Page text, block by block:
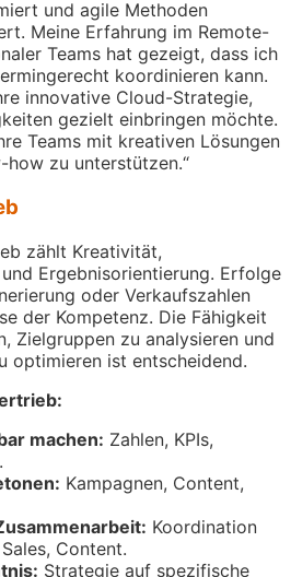
und agile Methoden
Meine Erfahrung im Remote-
Teams hat gezeigt, dass ich
koordinieren kann.
innovative Cloud-Strategie,
gezielt einbringen möchte.
Teams mit kreativen Lösungen
how zu unterstützen.“
zählt Kreativität,
Ergebnisorientierung. Erfolge
oder Verkaufszahlen
der Kompetenz. Die Fähigkeit
Zielgruppen zu analysieren und
optimieren ist entscheidend.
machen: Zahlen, KPIs,
Kampagnen, Content,
Koordination
Content.
Strategie auf spezifische